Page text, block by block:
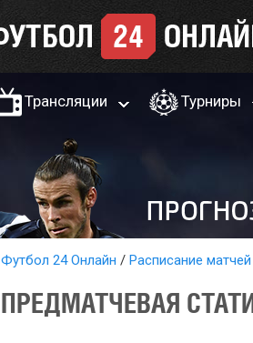
Трансляции Турниры
Футбол 24 Онлайн Расписание матчей
ПРЕДМАТЧЕВАЯ